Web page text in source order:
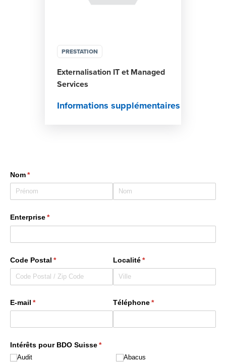
PRESTATION
Externalisation IT et Managed
Services
Informations supplémentaires
Nom*
(requis)
Enterprise*
(requis)
Code Postal *
(requis) Localité*
(requis)
E-mail *
(requis) Téléphone*
(requis)
Intérêts pour BDO Suisse*
(requis)
Audit Abacus